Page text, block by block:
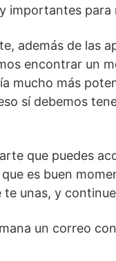
importantes
además de las
encontrar un
mucho más
sí debemos
que puedes
es buen
te unas, y
un correo